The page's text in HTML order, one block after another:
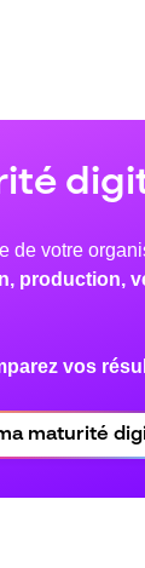
de votre
production,
vos
maturité